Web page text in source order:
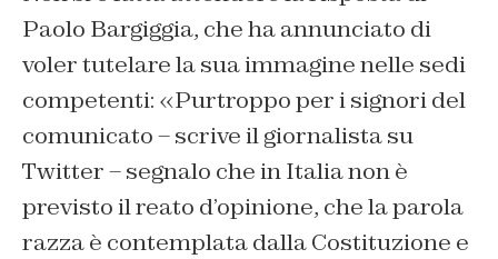
Paolo Bargiggia, che ha annunciato di
voler tutelare la sua immagine nelle sedi
competenti: «Purtroppo per i signori del
comunicato – scrive il giornalista su
Twitter – segnalo che in Italia non è
previsto il reato d’opinione, che la parola
razza è contemplata dalla Costituzione e